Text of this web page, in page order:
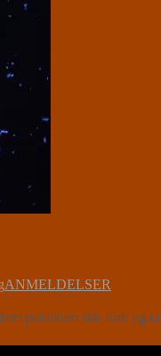
ANMELDELSER
publikum står Isak